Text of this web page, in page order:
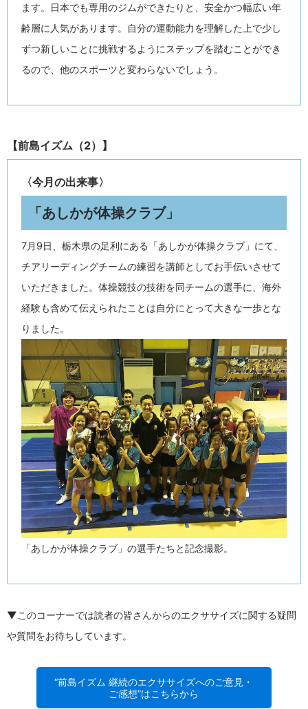
ます。日本でも専用のジムができたりと、安全かつ幅広い年
齢層に人気があります。自分の運動能力を理解した上で少し
ずつ新しいことに挑戦するようにステップを踏むことができ
るので、他のスポーツと変わらないでしょう。
【前島イズム（2）】
〈今月の出来事〉
「あしかが体操クラブ」
7月9日、栃木県の足利にある「あしかが体操クラブ」にて、
チアリーディングチームの練習を講師としてお手伝いさせて
いただきました。体操競技の技術を同チームの選手に、海外
経験も含めて伝えられたことは自分にとって大きな一歩とな
りました。
「あしかが体操クラブ」の選手たちと記念撮影。
▼このコーナーでは読者の皆さんからのエクササイズに関する疑問
や質問をお待ちしています。
“前島イズム 継続のエクササイズへのご意見・
ご感想”はこちらから